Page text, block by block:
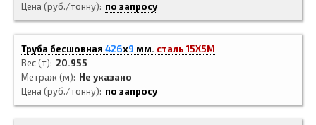
Цена (руб./тонну) по запросу
Труба бесшовная 426x9 мм. сталь 15Х5М
Вес (т)
20.955
Метраж (м)
Не указано
Цена (руб./тонну)
по запросу